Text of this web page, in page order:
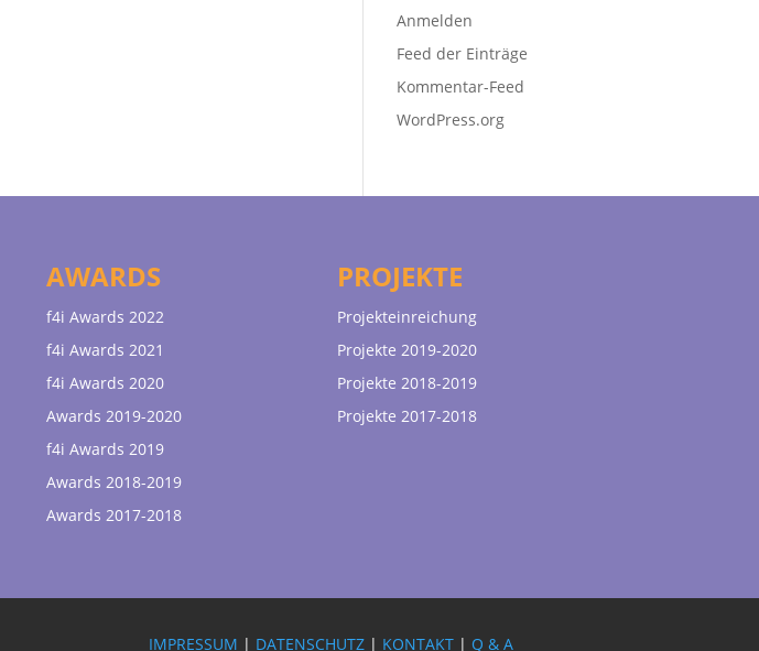
Anmelden
Feed der Einträge
Kommentar-Feed
WordPress.org
AWARDS
f4i Awards 2022
f4i Awards 2021
f4i Awards 2020
Awards 2019-2020
f4i Awards 2019
Awards 2018-2019
Awards 2017-2018
PROJEKTE
Projekteinreichung
Projekte 2019-2020
Projekte 2018-2019
Projekte 2017-2018
IMPRESSUM | DATENSCHUTZ | KONTAKT | Q & A